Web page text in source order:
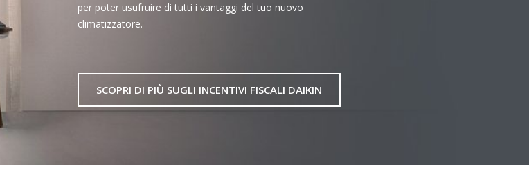
per poter usufruire di tutti i vantaggi del tuo nuovo
climatizzatore.
SCOPRI DI PIÙ SUGLI INCENTIVI FISCALI DAIKIN